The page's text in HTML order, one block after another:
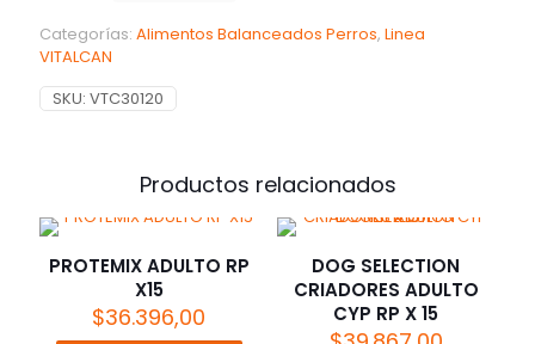
Categorías: Alimentos Balanceados Perros, Linea
VITALCAN
SKU: VTC30120
Productos relacionados
PROTEMIX ADULTO RP
X15
$36.396,00
DOG SELECTION
CRIADORES ADULTO
CYP RP X 15